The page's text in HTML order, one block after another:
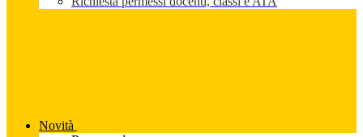
Novità